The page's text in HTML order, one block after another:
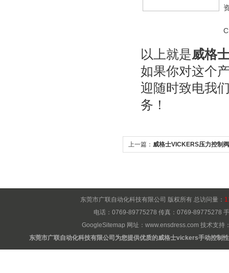
以上就是威格
如果你对这个
迎随时致电我
务！
上一篇： 威格士VICKERS压力控制
东莞市广联自动化科技有限公司 版权所有 总访问量：
电话：0769-89775278 传真：0769-89775278
GoogleSitemap 网址： www.ensdress.com 技术支持
东莞市广联自动化科技有限公司为您提供优质的威格士vickers手动控制